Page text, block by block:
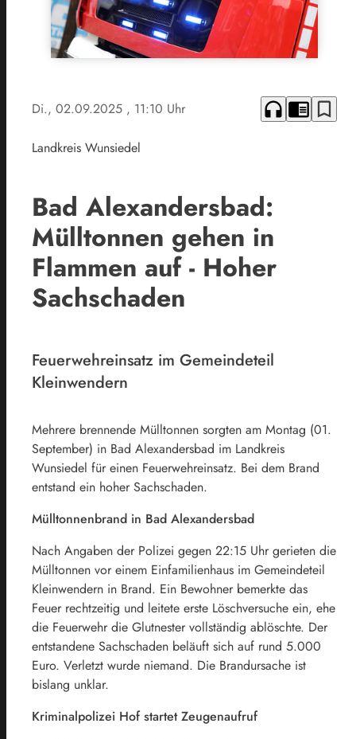
Di., 02.09.2025 , 11:10 Uhr headphones chrome_reader_mode bookmark_border
Landkreis Wunsiedel
Bad Alexandersbad:
Mülltonnen gehen in
Flammen auf - Hoher
Sachschaden
Feuerwehreinsatz im Gemeindeteil
Kleinwendern
Mehrere brennende Mülltonnen sorgten am Montag (01.
September) in Bad Alexandersbad im Landkreis
Wunsiedel für einen Feuerwehreinsatz. Bei dem Brand
entstand ein hoher Sachschaden.
Mülltonnenbrand in Bad Alexandersbad
Nach Angaben der Polizei gegen 22:15 Uhr gerieten die
Mülltonnen vor einem Einfamilienhaus im Gemeindeteil
Kleinwendern in Brand. Ein Bewohner bemerkte das
Feuer rechtzeitig und leitete erste Löschversuche ein, ehe
die Feuerwehr die Glutnester vollständig ablöschte. Der
entstandene Sachschaden beläuft sich auf rund 5.000
Euro. Verletzt wurde niemand. Die Brandursache ist
bislang unklar.
Kriminalpolizei Hof startet Zeugenaufruf